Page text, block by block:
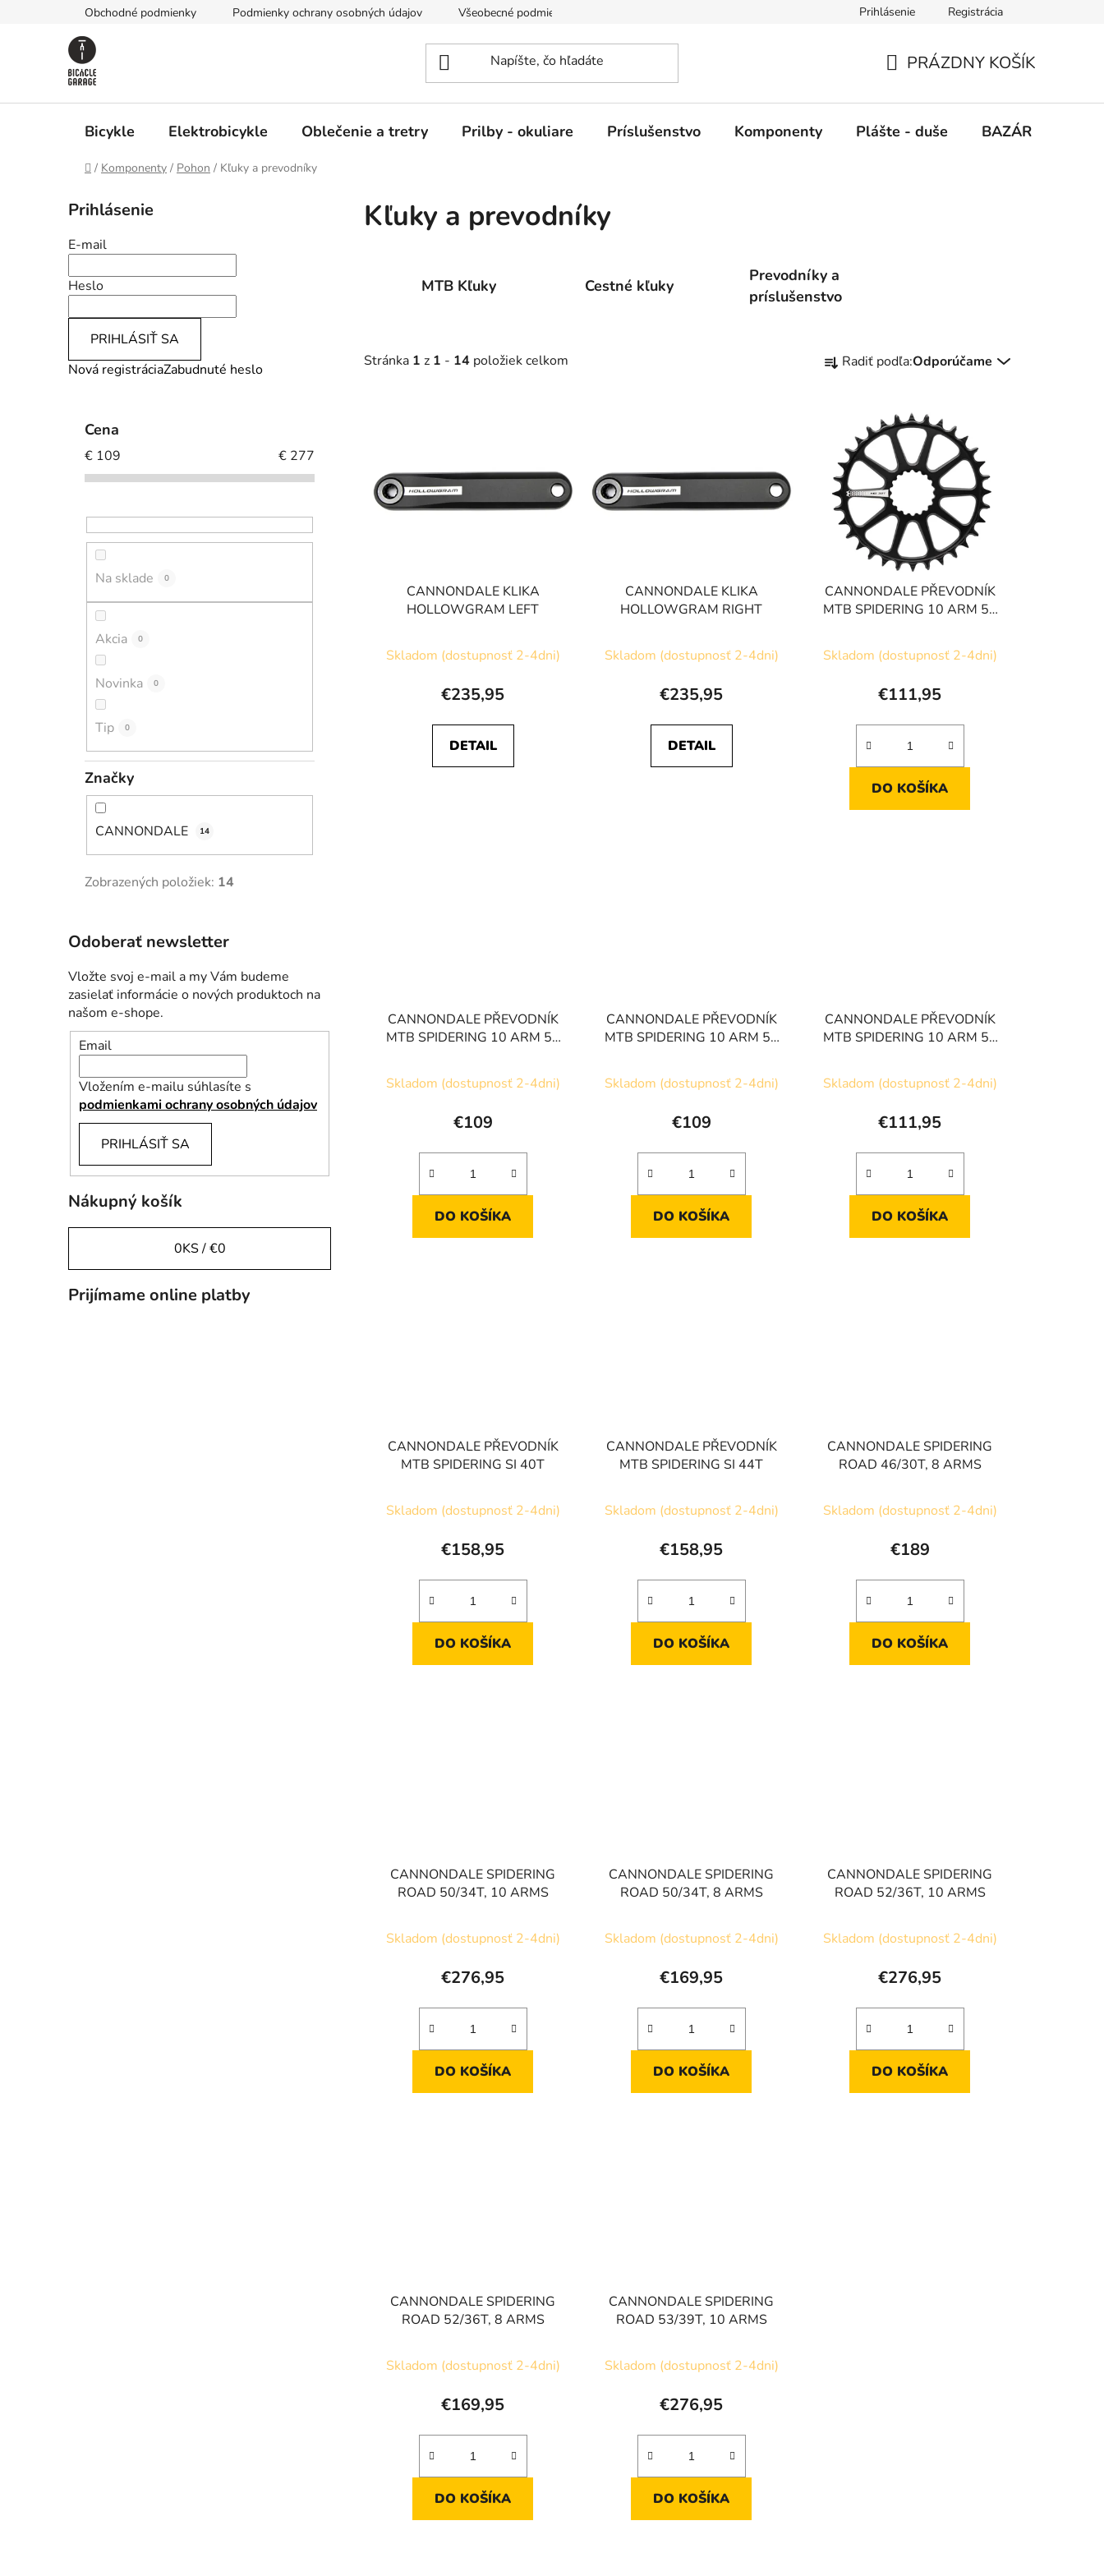
Obchodné podmienky Podmienky ochrany osobných údajov Všeobecné podmienky nájmu Prihlásenie Registrácia
KOŠÍK
PRÁZDNY KOŠÍK
Bicykle Elektrobicykle Oblečenie a tretry Prilby - okuliare Príslušenstvo Komponenty Plášte - duše BAZÁR
Domov
/ Komponenty / Pohon / Kľuky a prevodníky
o
č
n
ý
p
a
e
Prihlásenie
E-mail
Heslo
PRIHLÁSIŤ SA
Nová registráciaZabudnuté heslo
Cena
€ 109 € 277
Na sklade 0
Akcia 0
Novinka 0
Tip 0
Značky
CANNONDALE 14
Zobrazených položiek: 14
Odoberať newsletter
Vložte svoj e-mail a my Vám budeme
zasielať informácie o nových produktoch na
našom e-shope.
Email
Vložením e-mailu súhlasíte s
podmienkami ochrany osobných údajov
PRIHLÁSIŤ SA
Nákupný košík
0KS /€0
Prijímame online platby
Kľuky a prevodníky
MTB Kľuky Cestné kľuky
Prevodníky a
príslušenstvo
Stránka 1 z 1 - 14 položiek celkom
a
e
p
u
k
o
Radiť podľa:Odporúčame
CANNONDALE KLIKA
HOLLOWGRAM LEFT
Skladom (dostupnosť 2-4dni)
€235,95
DETAIL
CANNONDALE KLIKA
HOLLOWGRAM RIGHT
Skladom (dostupnosť 2-4dni)
€235,95
DETAIL
CANNONDALE PŘEVODNÍK
MTB SPIDERING 10 ARM 55
Skladom (dostupnosť 2-4dni)
€111,95
DO KOŠÍKA
CANNONDALE PŘEVODNÍK
MTB SPIDERING 10 ARM 55
Skladom (dostupnosť 2-4dni)
€109
DO KOŠÍKA
CANNONDALE PŘEVODNÍK
MTB SPIDERING 10 ARM 55
Skladom (dostupnosť 2-4dni)
€109
DO KOŠÍKA
CANNONDALE PŘEVODNÍK
MTB SPIDERING 10 ARM 55
Skladom (dostupnosť 2-4dni)
€111,95
DO KOŠÍKA
CANNONDALE PŘEVODNÍK
MTB SPIDERING SI 40T
Skladom (dostupnosť 2-4dni)
€158,95
DO KOŠÍKA
CANNONDALE PŘEVODNÍK
MTB SPIDERING SI 44T
Skladom (dostupnosť 2-4dni)
€158,95
DO KOŠÍKA
CANNONDALE SPIDERING
ROAD 46/30T, 8 ARMS
Skladom (dostupnosť 2-4dni)
€189
DO KOŠÍKA
CANNONDALE SPIDERING
ROAD 50/34T, 10 ARMS
Skladom (dostupnosť 2-4dni)
€276,95
DO KOŠÍKA
CANNONDALE SPIDERING
ROAD 50/34T, 8 ARMS
Skladom (dostupnosť 2-4dni)
€169,95
DO KOŠÍKA
CANNONDALE SPIDERING
ROAD 52/36T, 10 ARMS
Skladom (dostupnosť 2-4dni)
€276,95
DO KOŠÍKA
CANNONDALE SPIDERING
ROAD 52/36T, 8 ARMS
Skladom (dostupnosť 2-4dni)
€169,95
DO KOŠÍKA
CANNONDALE SPIDERING
ROAD 53/39T, 10 ARMS
Skladom (dostupnosť 2-4dni)
€276,95
DO KOŠÍKA